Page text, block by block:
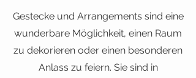
Gestecke und Arrangements sind eine
wunderbare Möglichkeit, einen Raum
zu dekorieren oder einen besonderen
Anlass zu feiern. Sie sind in